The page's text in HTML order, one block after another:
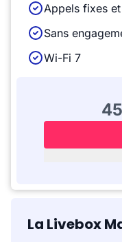
Appels fixes
Sans
Wi-Fi 7
La Livebox